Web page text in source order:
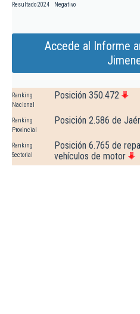
Resultado 2024 Negativo
Accede al Informe
Ranking
Nacional
Posición 350.472
Ranking
Provincial
Posición 2.586 de
Ranking
Sectorial
Posición 6.765 de
vehículos de motor